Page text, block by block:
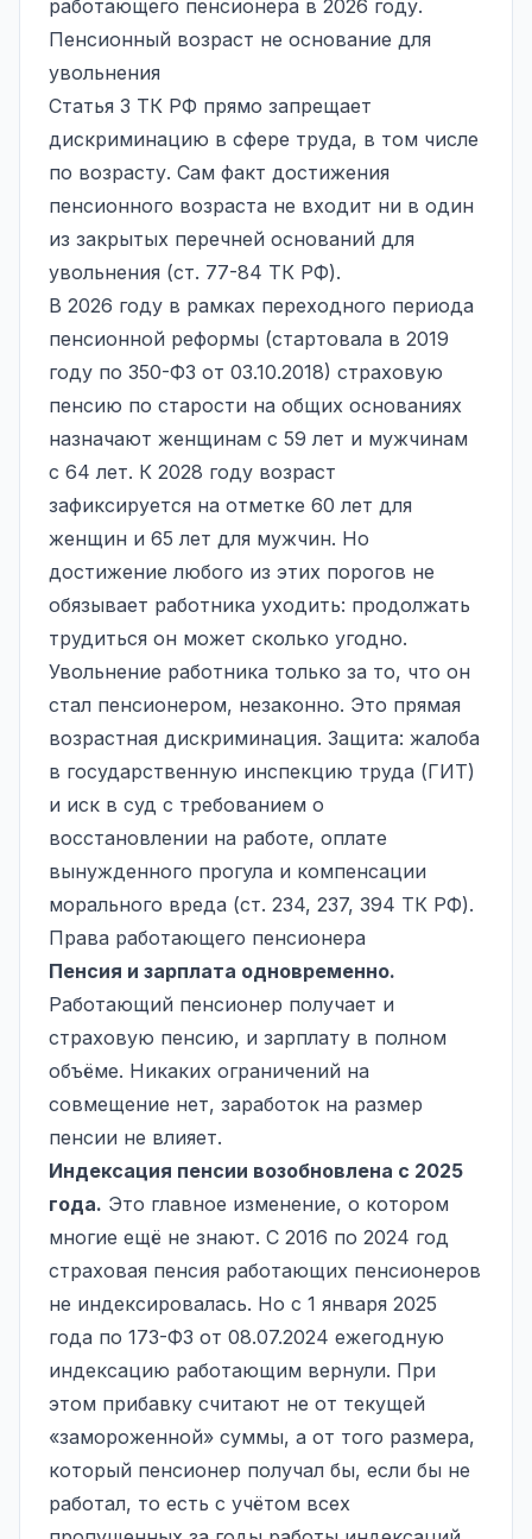
работающего пенсионера в 2026 году.
Пенсионный возраст не основание для
увольнения
Статья 3 ТК РФ прямо запрещает
дискриминацию в сфере труда, в том числе
по возрасту. Сам факт достижения
пенсионного возраста не входит ни в один
из закрытых перечней оснований для
увольнения (ст. 77-84 ТК РФ).
В 2026 году в рамках переходного периода
пенсионной реформы (стартовала в 2019
году по 350-ФЗ от 03.10.2018) страховую
пенсию по старости на общих основаниях
назначают женщинам с 59 лет и мужчинам
с 64 лет. К 2028 году возраст
зафиксируется на отметке 60 лет для
женщин и 65 лет для мужчин. Но
достижение любого из этих порогов не
обязывает работника уходить: продолжать
трудиться он может сколько угодно.
Увольнение работника только за то, что он
стал пенсионером, незаконно. Это прямая
возрастная дискриминация. Защита: жалоба
в государственную инспекцию труда (ГИТ)
и иск в суд с требованием о
восстановлении на работе, оплате
вынужденного прогула и компенсации
морального вреда (ст. 234, 237, 394 ТК РФ).
Права работающего пенсионера
Пенсия и зарплата одновременно.
Работающий пенсионер получает и
страховую пенсию, и зарплату в полном
объёме. Никаких ограничений на
совмещение нет, заработок на размер
пенсии не влияет.
Индексация пенсии возобновлена с 2025
года. Это главное изменение, о котором
многие ещё не знают. С 2016 по 2024 год
страховая пенсия работающих пенсионеров
не индексировалась. Но с 1 января 2025
года по 173-ФЗ от 08.07.2024 ежегодную
индексацию работающим вернули. При
этом прибавку считают не от текущей
«замороженной» суммы, а от того размера,
который пенсионер получал бы, если бы не
работал, то есть с учётом всех